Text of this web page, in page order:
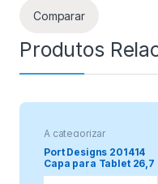
Comparar
Produtos
A categorizar
Port Designs 201414
Capa para Tablet 26,7
Cm (10..